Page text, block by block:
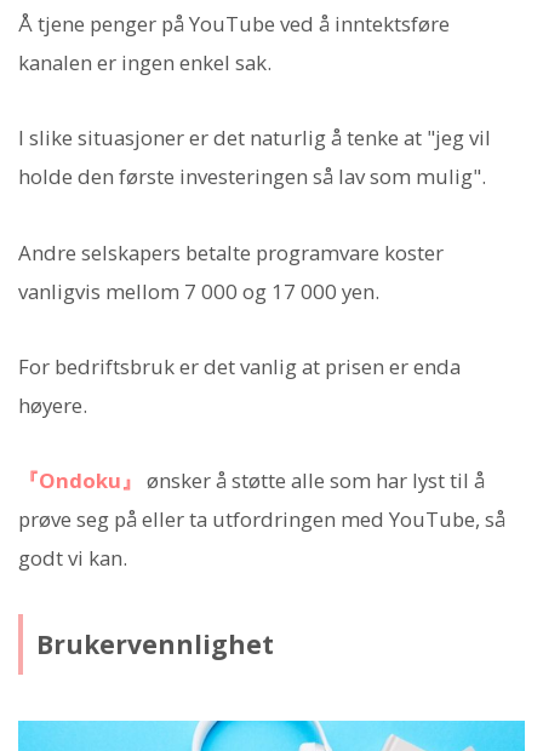
Å tjene penger på YouTube ved å inntektsføre
kanalen er ingen enkel sak.
I slike situasjoner er det naturlig å tenke at "jeg vil
holde den første investeringen så lav som mulig".
Andre selskapers betalte programvare koster
vanligvis mellom 7 000 og 17 000 yen.
For bedriftsbruk er det vanlig at prisen er enda
høyere.
『Ondoku』 ønsker å støtte alle som har lyst til å
prøve seg på eller ta utfordringen med YouTube, så
godt vi kan.
Brukervennlighet